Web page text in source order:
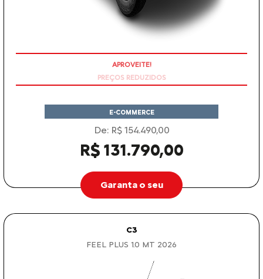
E-COMMERCE
De: R$ 154.490,00
R$ 131.790,00
Garanta o seu
C3
FEEL PLUS 1.0 MT 2026